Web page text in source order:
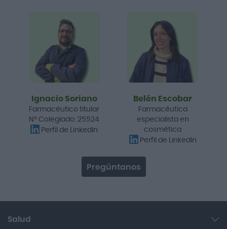
Ignacio Soriano
Farmacéutico titular
Nº Colegiado: 25524
Perfil de LinkedIn
Belén Escobar
Farmacéutica
especialista en
cosmética
Perfil de LinkedIn
Pregúntanos
Salud